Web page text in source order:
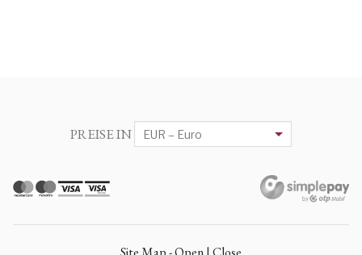
PREISE IN